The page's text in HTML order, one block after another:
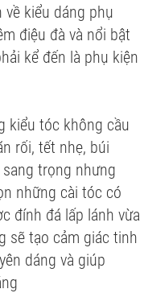
kiểu dáng phụ
điệu đà và nổi bật
kể đến là phụ kiện
kiểu tóc không cầu
rối, tết nhẹ, búi
trọng nhưng
những cài tóc có
đính đá lấp lánh vừa
sẽ tạo cảm giác tinh
dáng và giúp